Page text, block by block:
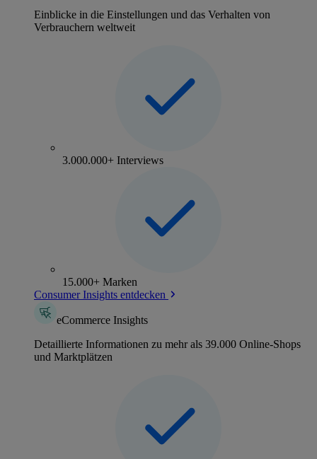
Einblicke in die Einstellungen und das Verhalten von
Verbrauchern weltweit
3.000.000+ Interviews
15.000+ Marken
Consumer Insights entdecken
eCommerce Insights
Detaillierte Informationen zu mehr als 39.000 Online-Shops
und Marktplätzen